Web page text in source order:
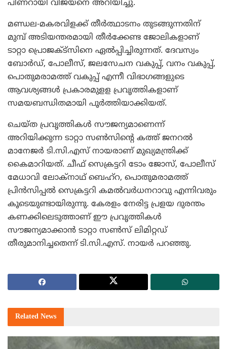
പിണറായി വിജയനെ അറിയിച്ചു.
മണ്ഡല-മകരവിളക്ക് തീര്‍ത്ഥാടനം തുടങ്ങുന്നതിന്
മുമ്പ് അടിയന്തരമായി തീര്‍ക്കേണ്ട ജോലികളാണ്
ടാറ്റാ പ്രൊജക്ട്സിനെ ഏല്‍പ്പിച്ചിരുന്നത്. ദേവസ്വം
ബോര്‍ഡ്, പോലീസ്, ജലസേചന വകുപ്പ്, വനം വകുപ്പ്,
പൊതുമരാമത്ത് വകുപ്പ് എന്നീ വിഭാഗങ്ങളുടെ
ആവശ്യങ്ങള്‍ പ്രകാരമുളള പ്രവൃത്തികളാണ്
സമയബന്ധിതമായി പൂര്‍ത്തിയാക്കിയത്.
ചെയ്ത പ്രവൃത്തികള്‍ സൗജന്യമാണെന്ന്
അറിയിക്കുന്ന ടാറ്റാ സണ്‍സിന്റെ കത്ത് ജനറല്‍
മാനേജര്‍ ടി.സി.എസ് നായരാണ് മുഖ്യമന്ത്രിക്ക്
കൈമാറിയത്. ചീഫ് സെക്രട്ടറി ടോം ജോസ്, പോലീസ്
മേധാവി ലോക്നാഥ് ബെഹ്റ, പൊതുമരാമത്ത്
പ്രിന്‍സിപ്പല്‍ സെക്രട്ടറി കമല്‍വര്‍ധനറാവു എന്നിവരും
കൂടെയുണ്ടായിരുന്നു. കേരളം നേരിട്ട പ്രളയ ദുരന്തം
കണക്കിലെടുത്താണ് ഈ പ്രവൃത്തികള്‍
സൗജന്യമാക്കാന്‍ ടാറ്റാ സണ്‍സ് ലിമിറ്റഡ്
തീരുമാനിച്ചതെന്ന് ടി.സി.എസ്. നായര്‍ പറഞ്ഞു.
Related News